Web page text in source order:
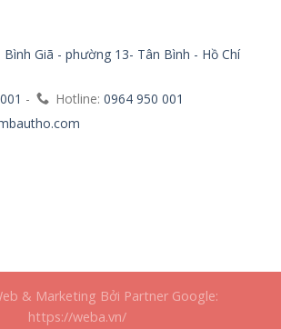
Bình Giã - phường 13- Tân Bình - Hồ Chí
- Hotline: 0964 950 001
& Marketing Bởi Partner Google:
https://weba.vn/